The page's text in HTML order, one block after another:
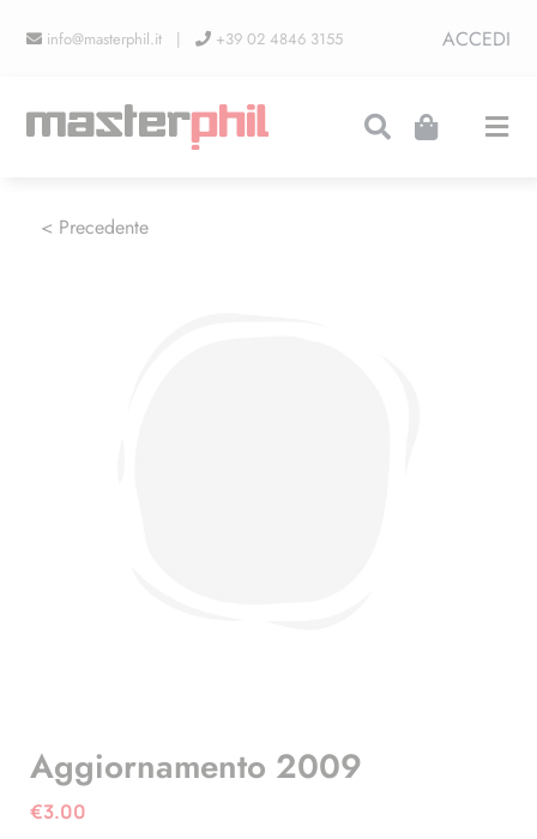
info@masterphil.it | +39 02 4846 3155 ACCEDI
< Precedente
Aggiornamento 2009
€3.00